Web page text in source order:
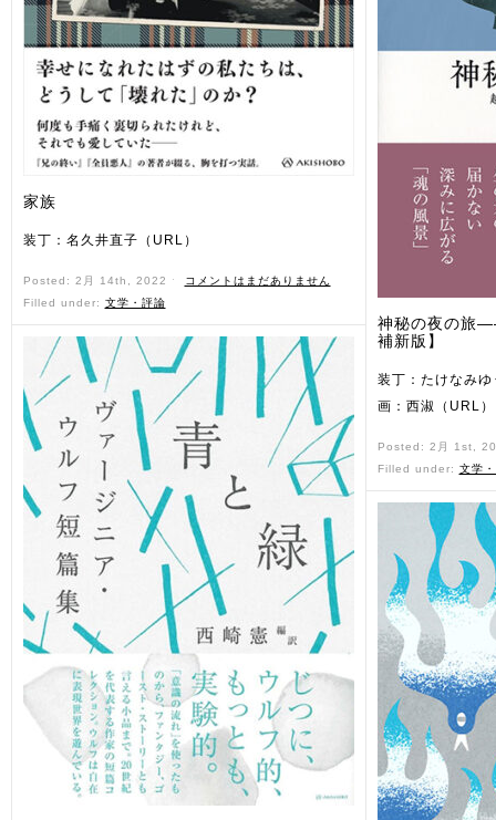
家族
装丁：名久井直子（URL）
Posted: 2月 14th, 2022 ˑ
コメントはまだありません
Filled under: 文学・評論
神秘の夜の旅
補新版】
装丁：たけなみ
画：西淑（URL）
Posted: 2月 1st,
Filled under: 文学